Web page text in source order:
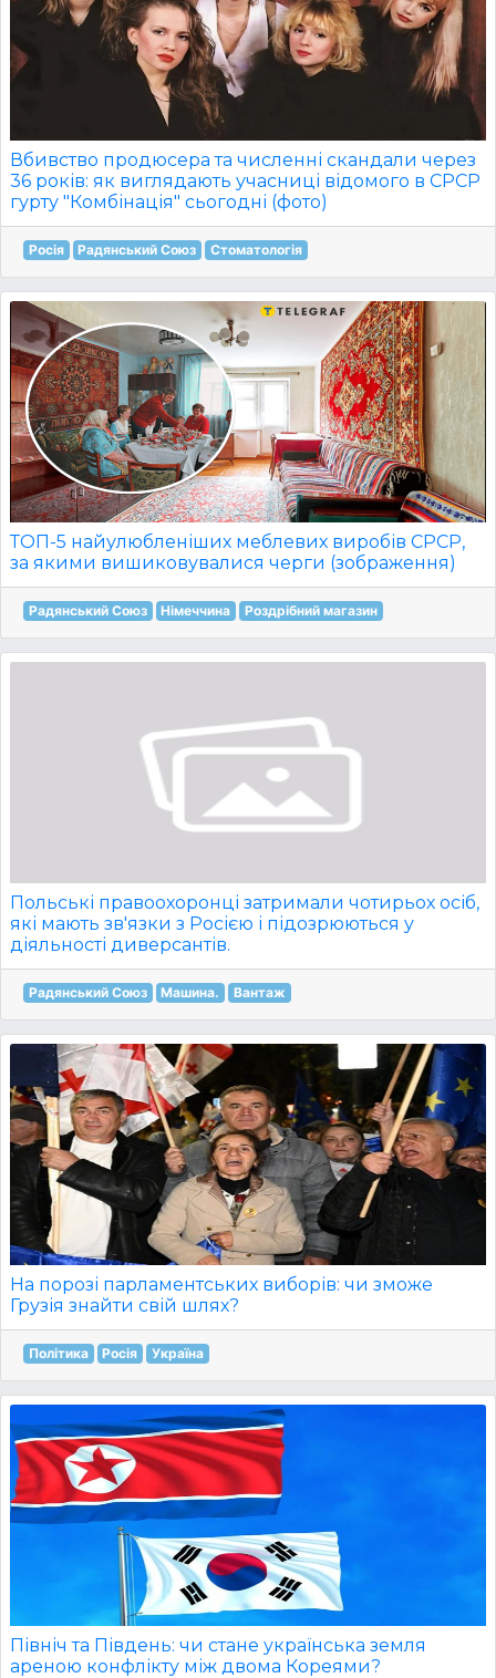
Вбивство продюсера та численні скандали через
36 років: як виглядають учасниці відомого в СРСР
гурту "Комбінація" сьогодні (фото)
Росія Радянський Союз Стоматологія
ТОП-5 найулюбленіших меблевих виробів СРСР,
за якими вишиковувалися черги (зображення)
Радянський Союз Німеччина Роздрібний магазин
Польські правоохоронці затримали чотирьох осіб,
які мають зв'язки з Росією і підозрюються у
діяльності диверсантів.
Радянський Союз Машина. Вантаж
На порозі парламентських виборів: чи зможе
Грузія знайти свій шлях?
Політика Росія Україна
Північ та Південь: чи стане українська земля
ареною конфлікту між двома Кореями?